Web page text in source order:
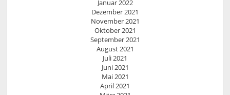
Januar 2022
Dezember 2021
November 2021
Oktober 2021
September 2021
August 2021
Juli 2021
Juni 2021
Mai 2021
April 2021